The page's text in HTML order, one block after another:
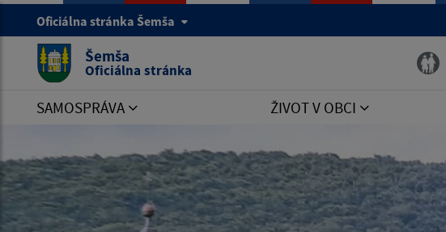
Oficiálna stránka Šemša
Šemša
Oficiálna stránka
SAMOSPRÁVA ŽIVOT V OBCI